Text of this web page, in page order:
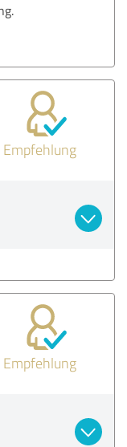
Empfehlung
Empfehlung